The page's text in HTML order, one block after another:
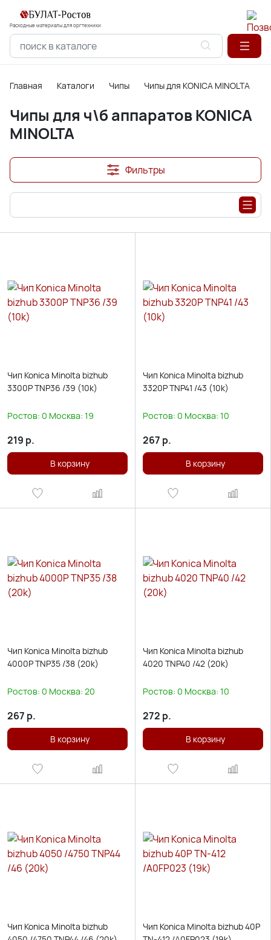
Расходные материалы для оргтехники
Главная Каталоги Чипы Чипы для KONICA MINOLTA
Чипы для ч\б аппаратов KONICA
MINOLTA
Фильтры
Чип Konica Minolta bizhub
3300P TNP36 /39 (10k)
Ростов: 0 Москва: 19
219 р.
В корзину
Чип Konica Minolta bizhub
3320P TNP41 /43 (10k)
Ростов: 0 Москва: 10
267 р.
В корзину
Чип Konica Minolta bizhub
4000P TNP35 /38 (20k)
Ростов: 0 Москва: 20
267 р.
В корзину
Чип Konica Minolta bizhub
4020 TNP40 /42 (20k)
Ростов: 0 Москва: 10
272 р.
В корзину
Чип Konica Minolta bizhub
Чип Konica Minolta bizhub 40P